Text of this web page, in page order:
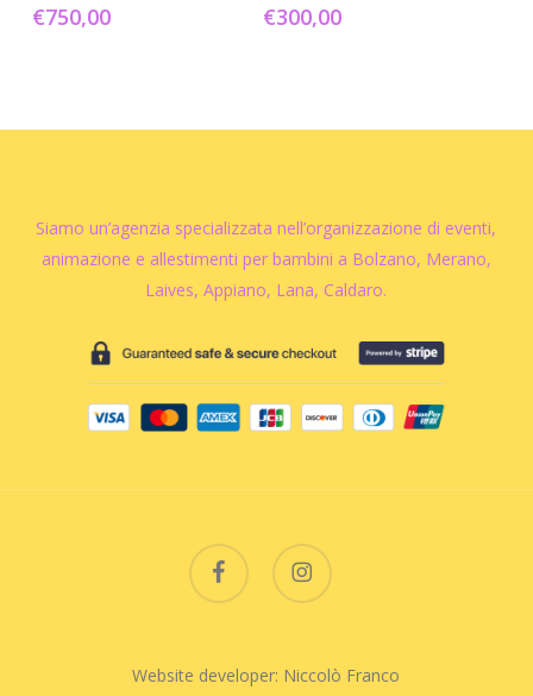
€750,00 €300,00
Siamo un’agenzia specializzata nell’organizzazione di eventi,
animazione e allestimenti per bambini a Bolzano, Merano,
Laives, Appiano, Lana, Caldaro.
facebook instagram
Website developer: Niccolò Franco